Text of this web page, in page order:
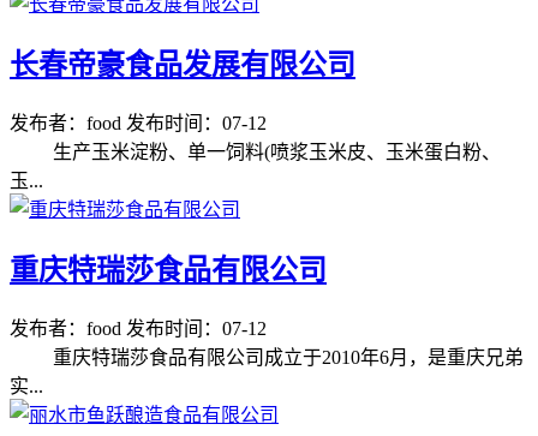
长春帝豪食品发展有限公司
发布者：food 发布时间：07-12
生产玉米淀粉、单一饲料(喷浆玉米皮、玉米蛋白粉、
玉...
重庆特瑞莎食品有限公司
发布者：food 发布时间：07-12
重庆特瑞莎食品有限公司成立于2010年6月，是重庆兄弟
实...